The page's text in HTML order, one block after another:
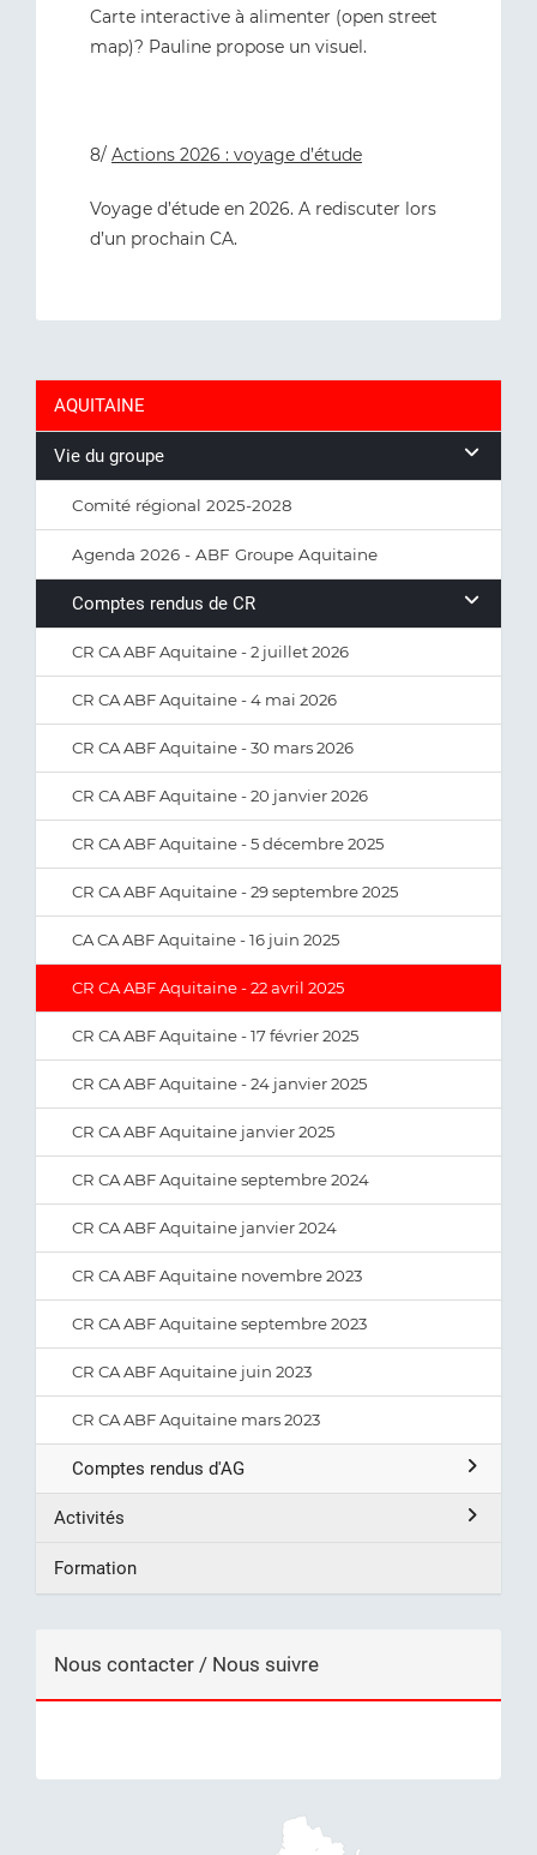
Carte interactive à alimenter (open street
map)? Pauline propose un visuel.
8/ Actions 2026 : voyage d’étude
Voyage d’étude en 2026. A rediscuter lors
d’un prochain CA.
AQUITAINE
Vie du groupe
Comité régional 2025-2028
Agenda 2026 - ABF Groupe Aquitaine
Comptes rendus de CR
CR CA ABF Aquitaine - 2 juillet 2026
CR CA ABF Aquitaine - 4 mai 2026
CR CA ABF Aquitaine - 30 mars 2026
CR CA ABF Aquitaine - 20 janvier 2026
CR CA ABF Aquitaine - 5 décembre 2025
CR CA ABF Aquitaine - 29 septembre 2025
CA CA ABF Aquitaine - 16 juin 2025
CR CA ABF Aquitaine - 22 avril 2025
CR CA ABF Aquitaine - 17 février 2025
CR CA ABF Aquitaine - 24 janvier 2025
CR CA ABF Aquitaine janvier 2025
CR CA ABF Aquitaine septembre 2024
CR CA ABF Aquitaine janvier 2024
CR CA ABF Aquitaine novembre 2023
CR CA ABF Aquitaine septembre 2023
CR CA ABF Aquitaine juin 2023
CR CA ABF Aquitaine mars 2023
Comptes rendus d'AG
Activités
Formation
Nous contacter / Nous suivre